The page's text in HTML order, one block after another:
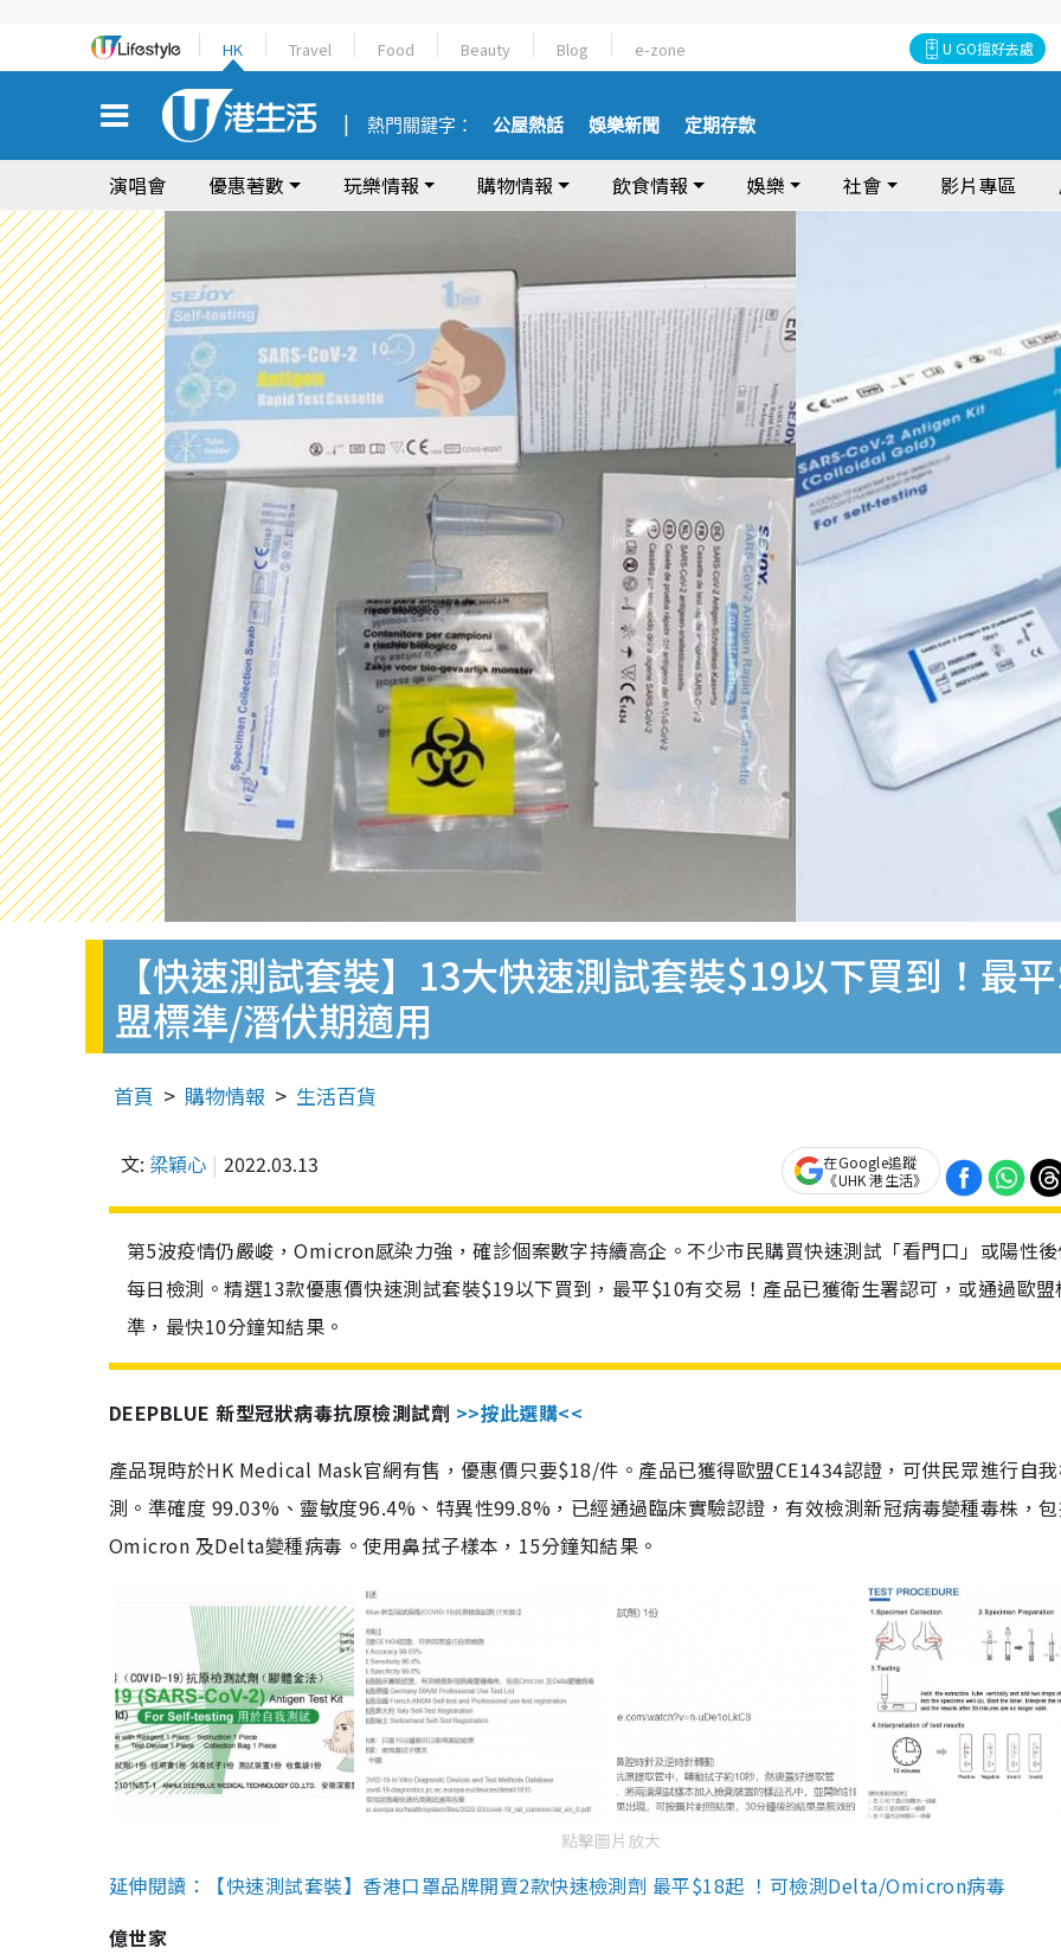
HK Travel Food Beauty Blog e-zone U GO搵好去處
熱門關鍵字： 公屋熱話 娛樂新聞 定期存款
演唱會 優惠著數 玩樂情報 購物情報 飲食情報 娛樂 社會 影片專區
【快速測試套裝】13大快速測試套裝$19以下買到！最
盟標準/潛伏期適用
首頁 購物情報 生活百貨
文: 梁穎心 2022.03.13
在Google追蹤
《UHK 港生活》
第5波疫情仍嚴峻，Omicron感染力強，確診個案數字持續高企。不少市民購買快速測試「看門口」或陽性
每日檢測。精選13款優惠價快速測試套裝$19以下買到，最平$10有交易！產品已獲衛生署認可，或通過歐盟
準，最快10分鐘知結果。
DEEPBLUE 新型冠狀病毒抗原檢測試劑 >>按此選購<<
產品現時於HK Medical Mask官網有售，優惠價只要$18/件。產品已獲得歐盟CE1434認證，可供民眾進行自
測。準確度 99.03%、靈敏度96.4%、特異性99.8%，已經通過臨床實驗認證，有效檢測新冠病毒變種毒株，
Omicron 及Delta變種病毒。使用鼻拭子樣本，15分鐘知結果。
點擊圖片放大
延伸閱讀：【快速測試套裝】香港口罩品牌開賣2款快速檢測劑 最平$18起 ！可檢測Delta/Omicron病毒
億世家